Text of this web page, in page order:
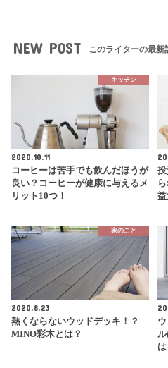
NEW POST このライターの最新
キッチン
2020.10.11
コーヒーは苦手でも飲んだほうが
良い？コーヒーが健康に与えるメ
リット10つ！
益
家のこと
2020.8.23
熱くならないウッドデッキ！？
MINO彩木とは？
ル
は